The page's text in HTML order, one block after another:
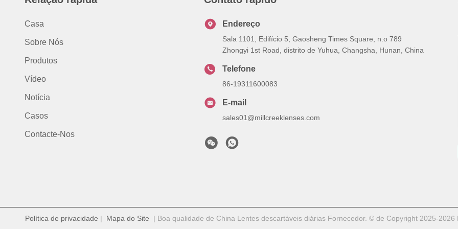
Casa
Sobre Nós
Produtos
Vídeo
Notícia
Casos
Contacte-Nos
Endereço
Sala 1101, Edifício 5, Gaosheng Times Square, n.o 789
Zhongyi 1st Road, distrito de Yuhua, Changsha, Hunan, China
Telefone
86-19311600083
E-mail
sales01@millcreeklenses.com
Política de privacidade | Mapa do Site | Boa qualidade de China Lentes descartáveis ​​diárias Fornecedor. © de Copyright 2025-